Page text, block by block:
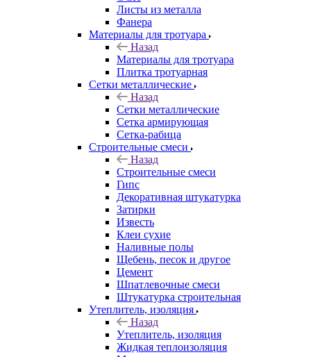
Листы из металла
Фанера
Материалы для тротуара
Назад
Материалы для тротуара
Плитка тротуарная
Сетки металлические
Назад
Сетки металлические
Сетка армирующая
Сетка-рабица
Строительные смеси
Назад
Строительные смеси
Гипс
Декоративная штукатурка
Затирки
Известь
Клеи сухие
Наливные полы
Щебень, песок и другое
Цемент
Шпатлевочные смеси
Штукатурка строительная
Утеплитель, изоляция
Назад
Утеплитель, изоляция
Жидкая теплоизоляция